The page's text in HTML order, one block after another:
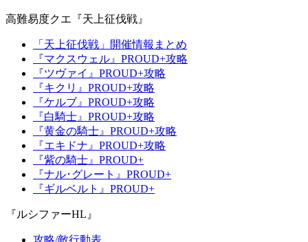
高難易度クエ『天上征伐戦』
「天上征伐戦」開催情報まとめ
『マクスウェル』PROUD+攻略
『ツヴァイ』PROUD+攻略
『キクリ』PROUD+攻略
『ケルブ』PROUD+攻略
『白騎士』PROUD+攻略
『黄金の騎士』PROUD+攻略
『エキドナ』PROUD+攻略
『紫の騎士』PROUD+
『ナル･グレート』PROUD+
『ギルベルト』PROUD+
『ルシファーHL』
攻略/敵行動表